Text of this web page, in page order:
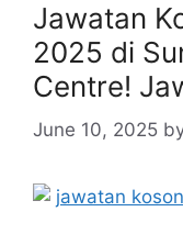
Jawatan
2025 di
Centre!
June 10, 2025